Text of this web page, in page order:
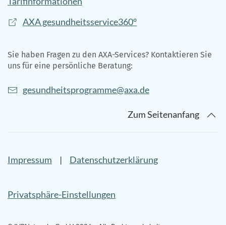
AXA gesundheitsservice360°
Sie haben Fragen zu den AXA-Services? Kontaktieren Sie
uns für eine persönliche Beratung:
gesundheitsprogramme@axa.de
Zum Seitenanfang
Impressum | Datenschutzerklärung
Privatsphäre-Einstellungen